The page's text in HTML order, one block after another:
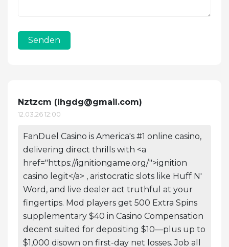
Senden
Nztzcm (lhgdg@gmail.com)
12.03.26 12:00
FanDuel Casino is America's #1 online casino,
delivering direct thrills with <a
href="https://ignitiongame.org/">ignition
casino legit</a> , aristocratic slots like Huff N'
Word, and live dealer act truthful at your
fingertips. Mod players get 500 Extra Spins
supplementary $40 in Casino Compensation
decent suited for depositing $10—plus up to
$1,000 disown on first-day net losses. Job all